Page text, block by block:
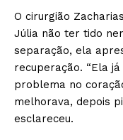
O cirurgião
Júlia não ter tido
separação, ela
recuperação. “Ela
problema no
melhorava, depois
esclareceu.